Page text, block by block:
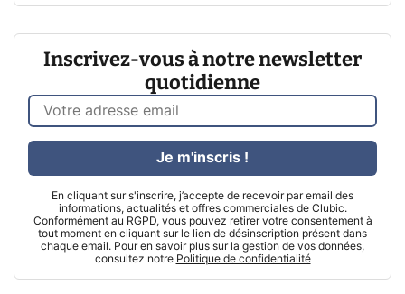
Inscrivez-vous à notre newsletter
quotidienne
En cliquant sur s'inscrire, j’accepte de recevoir par email des
informations, actualités et offres commerciales de Clubic.
Conformément au RGPD, vous pouvez retirer votre consentement à
tout moment en cliquant sur le lien de désinscription présent dans
chaque email. Pour en savoir plus sur la gestion de vos données,
consultez notre Politique de confidentialité
Je m'inscris !